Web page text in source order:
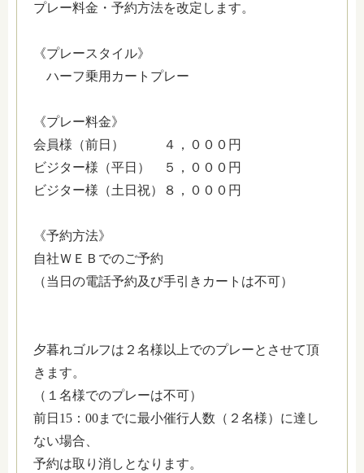
プレー料金・予約方法を改定します。
《プレースタイル》
ハーフ乗用カートプレー
《プレー料金》
会員様（前日） ４，０００円
ビジター様（平日） ５，０００円
ビジター様（土日祝）８，０００円
《予約方法》
自社ＷＥＢでのご予約
（当日の電話予約及び手引きカートは不可）
夕暮れゴルフは２名様以上でのプレーとさせて頂
きます。
（１名様でのプレーは不可）
前日15：00までに最小催行人数（２名様）に達し
ない場合、
予約は取り消しとなります。